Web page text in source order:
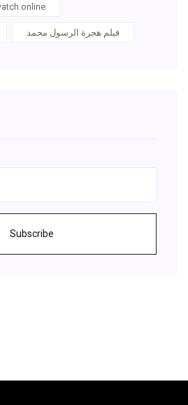
online
فيلم هجرة الرسول محمد
Subscribe